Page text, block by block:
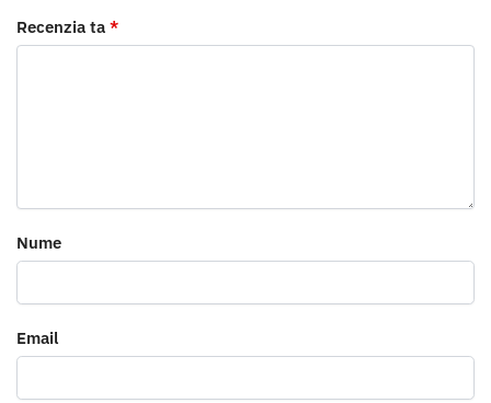
Recenzia ta *
Nume
Email